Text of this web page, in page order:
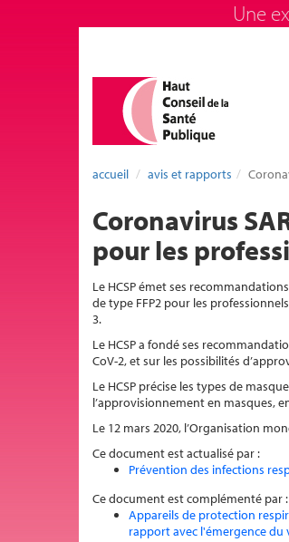
Une
accueil avis et rapports
Coronavirus
pour les
Le HCSP émet ses
de type FFP2 pour les
3.
Le HCSP a fondé ses
CoV-2, et sur les possibilités
Le HCSP précise les types de
l’approvisionnement en masques,
Le 12 mars 2020, l’Organisation
Ce document est actualisé par :
Prévention des infections
Ce document est complémenté par :
Appareils de protection
rapport avec l'émergence